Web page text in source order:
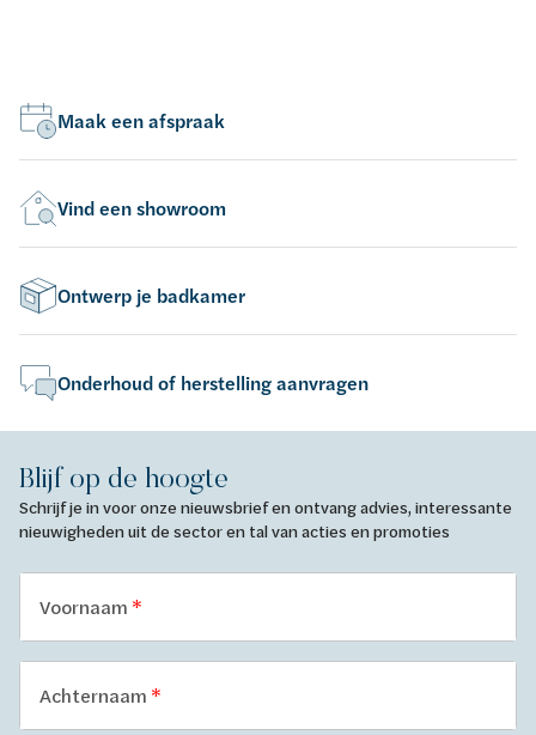
Maak een afspraak
Vind een showroom
Ontwerp je badkamer
Onderhoud of herstelling aanvragen
Blijf op de hoogte
Schrijf je in voor onze nieuwsbrief en ontvang advies, interessante
nieuwigheden uit de sector en tal van acties en promoties
Voornaam
Achternaam